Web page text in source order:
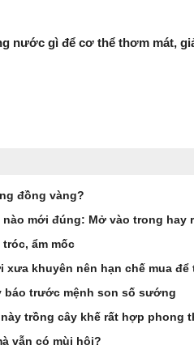
nước gì để cơ thể thơm mát,
đồng vàng?
mới đúng: Mở vào trong hay
ẩm mốc
khuyên nên hạn chế mua để
báo trước mệnh son số sướng
trồng cây khế rất hợp phong
vẫn có mùi hôi?